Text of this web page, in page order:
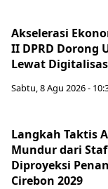
Akselerasi
II DPRD Dorong
Lewat
Sabtu, 8 Agu 2026 -
Langkah Taktis
Mundur dari
Diproyeksi
Cirebon 2029